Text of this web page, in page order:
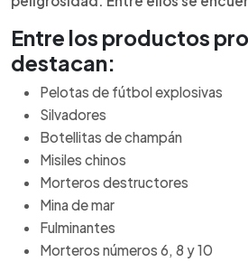
Entre los productos
destacan:
Pelotas de fútbol explosivas
Silvadores
Botellitas de champán
Misiles chinos
Morteros destructores
Mina de mar
Fulminantes
Morteros números 6, 8 y 10